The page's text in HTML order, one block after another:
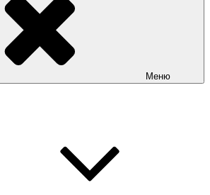
Меню